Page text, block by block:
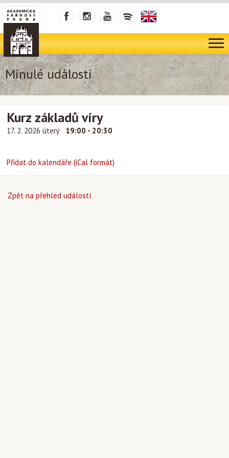
Minulé události
Kurz základů víry
17. 2. 2026 úterý 19:00 - 20:30
Přidat do kalendáře (iCal formát)
Zpět na přehled událostí